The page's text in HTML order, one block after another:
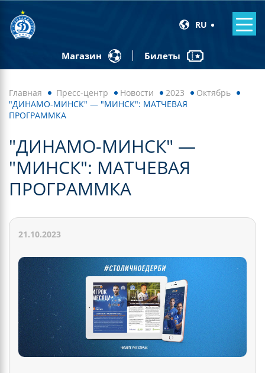
RU
Магазин Билеты
Главная Пресс-центр Новости 2023
Октябрь
"ДИНАМО-МИНСК" — "МИНСК": МАТЧЕВАЯ
ПРОГРАММКА
"ДИНАМО-МИНСК" —
"МИНСК": МАТЧЕВАЯ
ПРОГРАММКА
21.10.2023